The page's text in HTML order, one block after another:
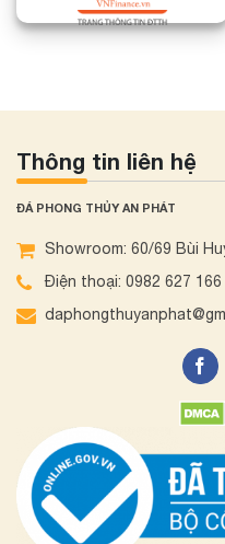
Thông tin liên hệ
ĐÁ PHONG THỦY AN PHÁT
Showroom: 60/69 Bùi
Điện thoại: 0982 627 166